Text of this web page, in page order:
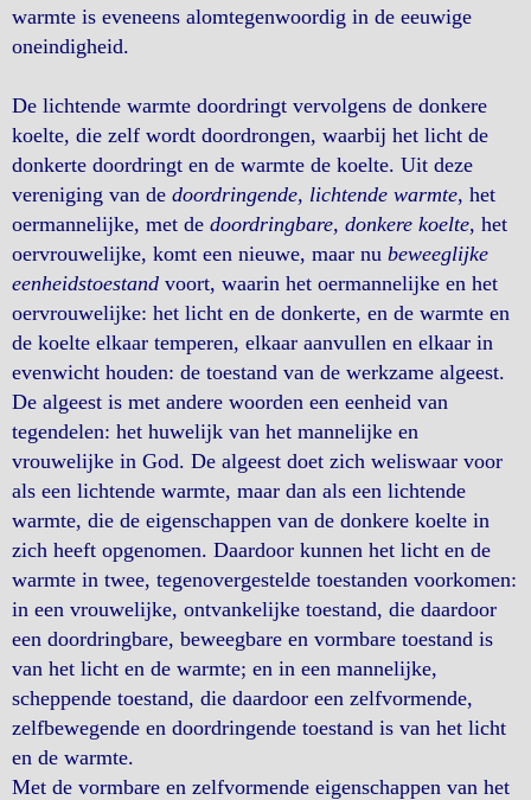
warmte is eveneens alomtegenwoordig in de eeuwige
oneindigheid.
De lichtende warmte doordringt vervolgens de donkere
koelte, die zelf wordt doordrongen, waarbij het licht de
donkerte doordringt en de warmte de koelte. Uit deze
vereniging van de doordringende, lichtende warmte, het
oermannelijke, met de doordringbare, donkere koelte, het
oervrouwelijke, komt een nieuwe, maar nu beweeglijke
eenheidstoestand voort, waarin het oermannelijke en het
oervrouwelijke: het licht en de donkerte, en de warmte en
de koelte elkaar temperen, elkaar aanvullen en elkaar in
evenwicht houden: de toestand van de werkzame algeest.
De algeest is met andere woorden een eenheid van
tegendelen: het huwelijk van het mannelijke en
vrouwelijke in God. De algeest doet zich weliswaar voor
als een lichtende warmte, maar dan als een lichtende
warmte, die de eigenschappen van de donkere koelte in
zich heeft opgenomen. Daardoor kunnen het licht en de
warmte in twee, tegenovergestelde toestanden voorkomen:
in een vrouwelijke, ontvankelijke toestand, die daardoor
een doordringbare, beweegbare en vormbare toestand is
van het licht en de warmte; en in een mannelijke,
scheppende toestand, die daardoor een zelfvormende,
zelfbewegende en doordringende toestand is van het licht
en de warmte.
Met de vormbare en zelfvormende eigenschappen van het